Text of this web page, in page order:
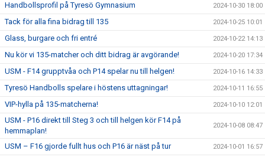
Handbollsprofil på Tyresö Gymnasium 2024-10-30 18:00
Tack för alla fina bidrag till 135 2024-10-25 10:01
Glass, burgare och fri entré 2024-10-22 14:13
Nu kör vi 135-matcher och ditt bidrag är avgörande! 2024-10-20 17:34
USM - F14 grupptvåa och P14 spelar nu till helgen! 2024-10-16 14:33
Tyresö Handbolls spelare i höstens uttagningar! 2024-10-11 16:55
VIP-hylla på 135-matcherna! 2024-10-10 12:01
USM - P16 direkt till Steg 3 och till helgen kör F14 på
hemmaplan!
2024-10-08 08:47
USM – F16 gjorde fullt hus och P16 är näst på tur 2024-10-01 16:57